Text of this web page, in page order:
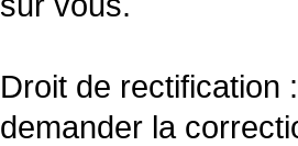
Droit de rectification
demander la